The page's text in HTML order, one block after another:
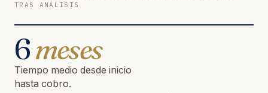
TRAS ANÁLISIS
6meses
Tiempo medio desde inicio
hasta cobro.